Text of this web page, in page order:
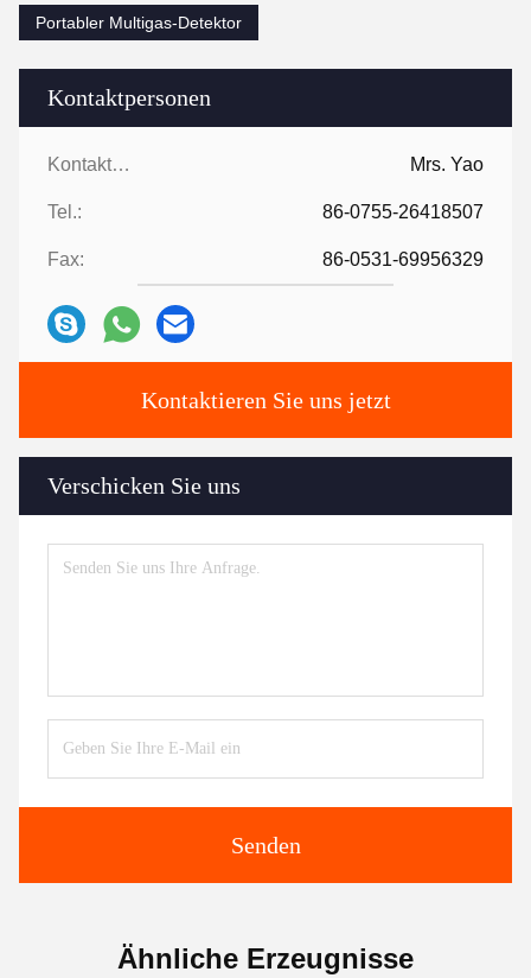
Kontaktpersonen
Kontaktpersonen: Mrs. Yao
Tel.: 86-0755-26418507
Fax: 86-0531-69956329
Kontaktieren Sie uns jetzt
Verschicken Sie uns
Senden
Portabler Multigas-Detektor
Ähnliche Erzeugnisse